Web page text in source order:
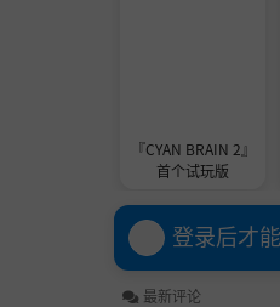
『CYAN BRAIN 2』
首个试玩版
登录后才
最新评论